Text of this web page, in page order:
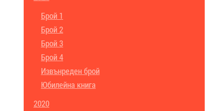
Брой 1
Брой 2
Брой 3
Брой 4
Извънреден брой
Юбилейна книга
2020